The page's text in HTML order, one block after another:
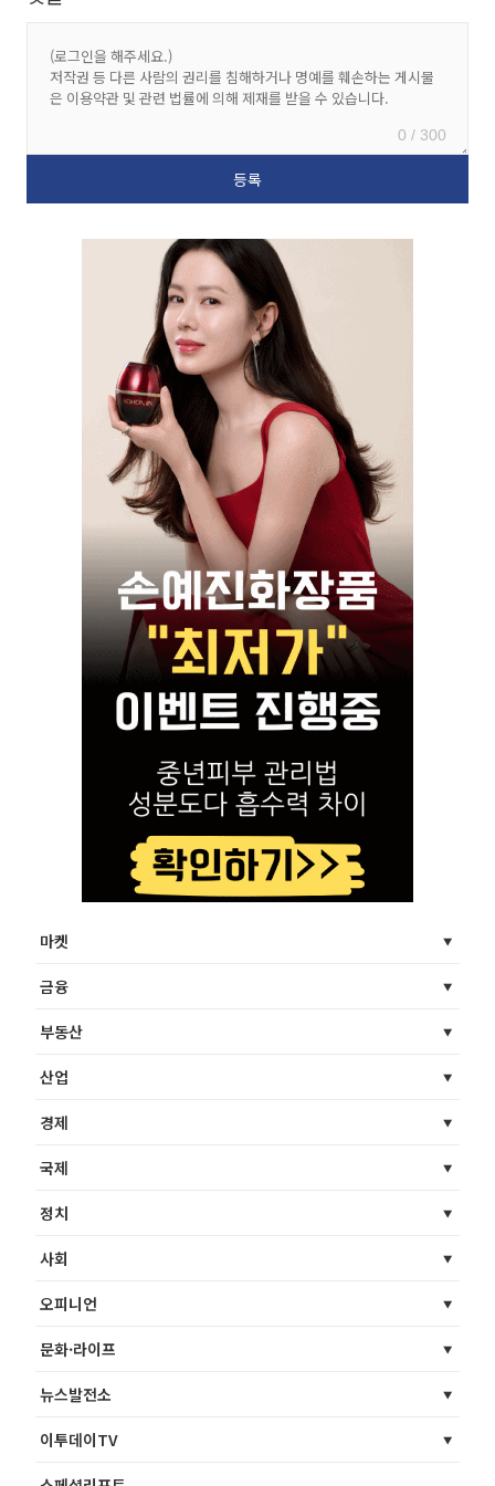
0 / 300
마켓
금융
부동산
산업
경제
국제
정치
사회
오피니언
문화·라이프
뉴스발전소
이투데이TV